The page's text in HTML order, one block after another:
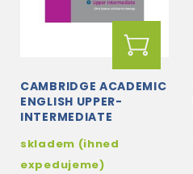
CAMBRIDGE ACADEMIC
ENGLISH UPPER-
INTERMEDIATE
skladem (ihned
expedujeme)